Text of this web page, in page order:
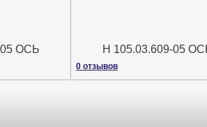
05 ОСЬ Н 105.03.609-05
0 отзывов